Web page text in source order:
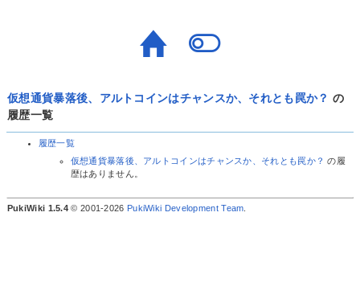
仮想通貨暴落後、アルトコインはチャンスか、それとも罠か？ の
履歴一覧
履歴一覧
仮想通貨暴落後、アルトコインはチャンスか、それとも罠か？ の履
歴はありません。
PukiWiki 1.5.4 © 2001-2026 PukiWiki Development Team